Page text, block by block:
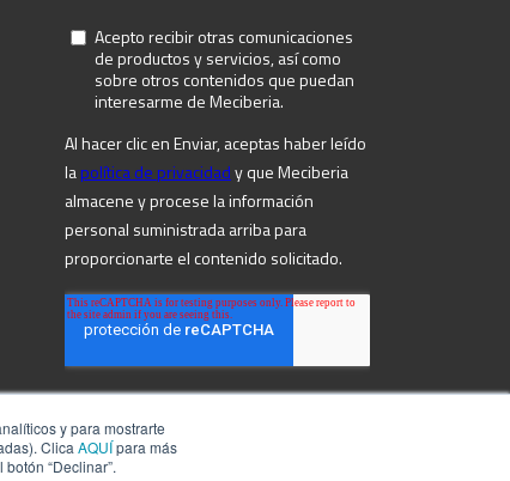
y para mostrarte
Clica AQUÍpara más
“Declinar”.